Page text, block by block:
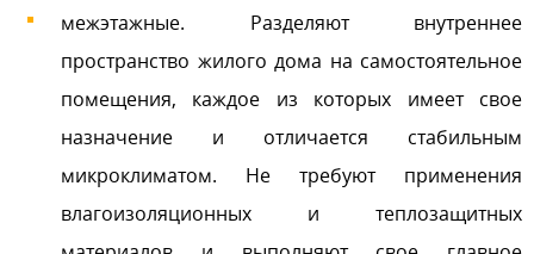
межэтажные. Разделяют внутреннее
пространство жилого дома на самостоятельное
помещения, каждое из которых имеет свое
назначение и отличается стабильным
микроклиматом. Не требуют применения
влагоизоляционных и теплозащитных